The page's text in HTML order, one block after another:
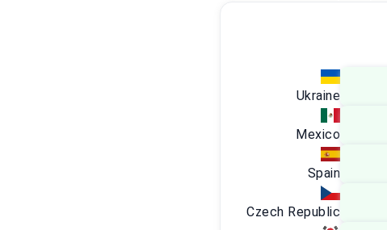
Ukraine
Mexico
Spain
Czech Republic